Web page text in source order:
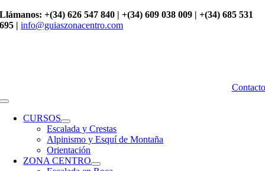
Saltar
al
Llámanos: +(34) 626 547 840 | +(34) 609 038 009 | +(34) 685 531
695 | info@guiaszonacentro.com
Contacto
Toggle
NavigationCURSOS
Escalada y Crestas
Alpinismo y Esquí de Montaña
Orientación
ZONA CENTRO